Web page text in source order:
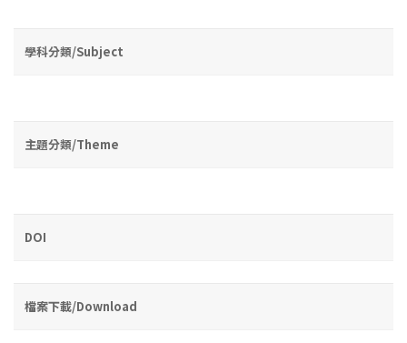
學科分類/Subject
主題分類/Theme
DOI
檔案下載/Download